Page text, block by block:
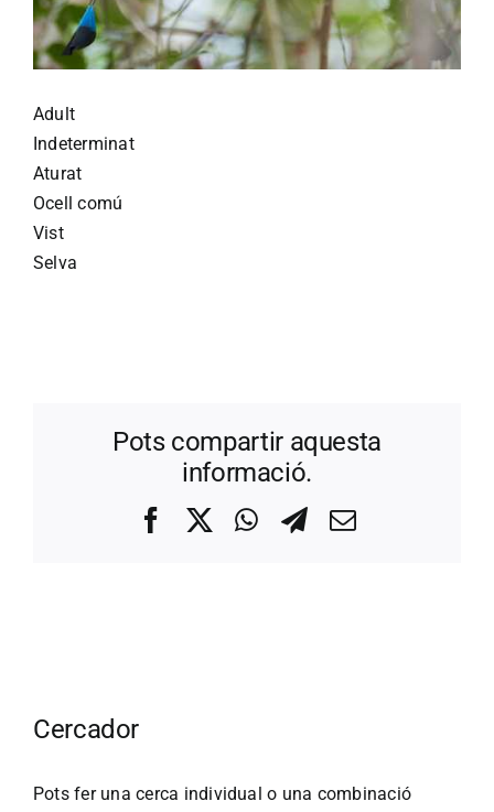
Adult
Indeterminat
Aturat
Ocell comú
Vist
Selva
Pots compartir aquesta
informació.
FacebookWhatsApp
Telegram
Correo
Cercador
Pots fer una cerca individual o una combinació